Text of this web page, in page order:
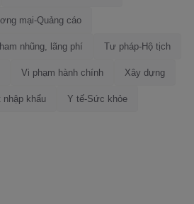
mại-Quảng cáo
nhũng, lãng phí Tư pháp-Hộ tịch
Vi phạm hành chính Xây dựng
nhập khẩu Y tế-Sức khỏe